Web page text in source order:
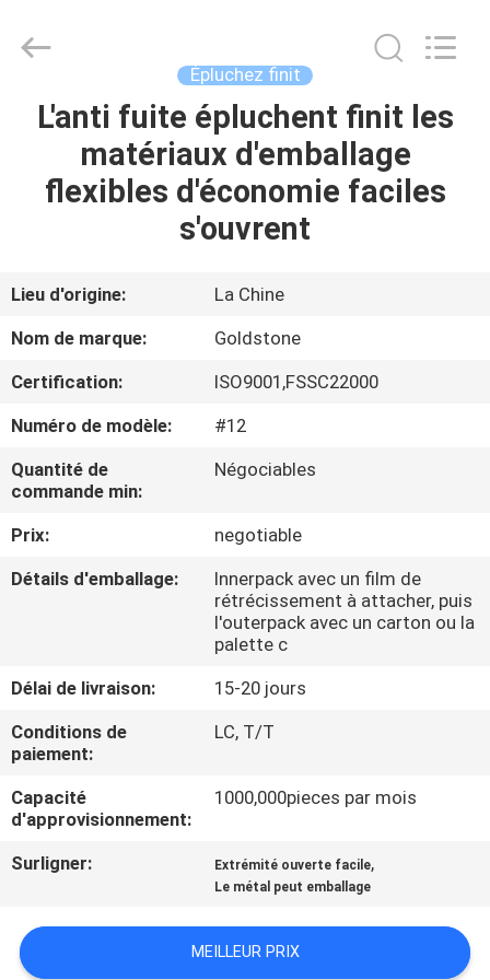
MAISON
VIDÉOS
À
PROPOS
DE
VISITE
CONTRÔLE
DE
LA
QUALITÉ
CONTACTER
Packaging
Jiaxing
Épluchez finit
L'anti fuite épluchent finit les
matériaux d'emballage
flexibles d'économie faciles
s'ouvrent
Lieu d'origine:
La Chine
Nom de marque:
Goldstone
Certification:
ISO9001,FSSC22000
Numéro de modèle:
#12
Quantité de
commande min:
Négociables
Prix:
negotiable
Détails d'emballage:
Innerpack avec un film de
rétrécissement à attacher, puis
l'outerpack avec un carton ou la
palette c
Délai de livraison:
15-20 jours
Conditions de
paiement:
LC, T/T
Capacité
d'approvisionnement:
1000,000pieces par mois
Surligner: Extrémité ouverte facile,
Le métal peut emballage
MEILLEUR PRIX